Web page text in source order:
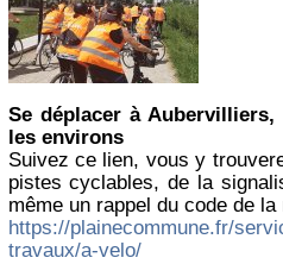
Se déplacer à
les environs
Suivez ce lien, vous y
pistes cyclables, de la
même un rappel du code de la
https://plainecommune.fr/
travaux/a-velo/